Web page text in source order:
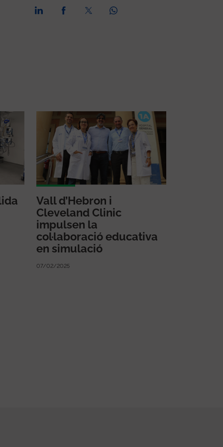
Vall d’Hebron i
Cleveland Clinic
impulsen la
col·laboració educativa
en simulació
07/02/2025